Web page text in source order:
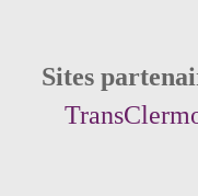
Sites